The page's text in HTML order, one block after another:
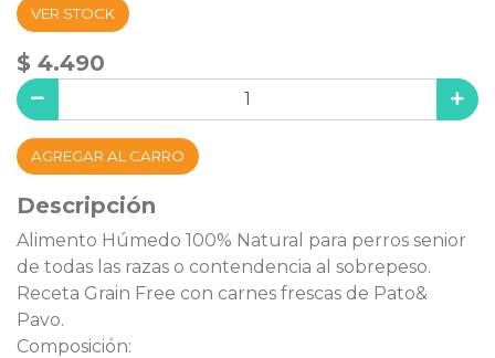
VER STOCK
$ 4.490
AGREGAR AL CARRO
Descripción
Alimento Húmedo 100% Natural para perros senior
de todas las razas o contendencia al sobrepeso.
Receta Grain Free con carnes frescas de Pato&
Pavo.
Composición: